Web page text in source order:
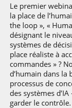
Le premier
la place de
the loop », «
désignant le
systèmes de
place réaliste à
commandes » ?
d’humain dans la
processus de
des systèmes
garder le contrôle.